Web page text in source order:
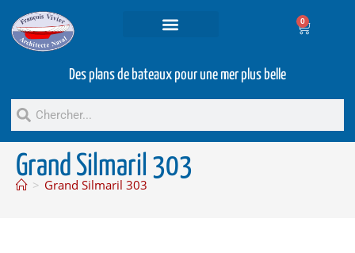
0
Des plans de bateaux pour une mer plus belle
Grand Silmaril 303
> Grand Silmaril 303